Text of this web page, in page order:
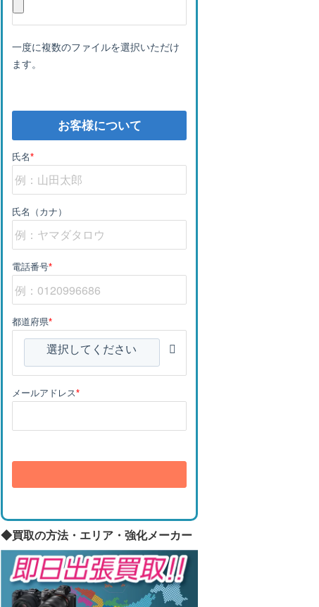
一度に複数のファイルを選択いただけ
ます。
お客様について
氏名*
氏名（カナ）
電話番号*
都道府県*
選択してください
メールアドレス*
◆買取の方法・エリア・強化メーカー